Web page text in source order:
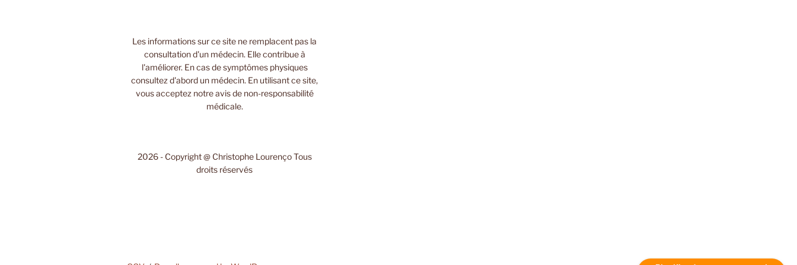
Les informations sur ce site ne remplacent pas la
consultation d'un médecin. Elle contribue à
l'améliorer. En cas de symptômes physiques
consultez d'abord un médecin. En utilisant ce site,
vous acceptez notre avis de non-responsabilité
médicale.
2026 - Copyright @ Christophe Lourenço Tous
droits réservés